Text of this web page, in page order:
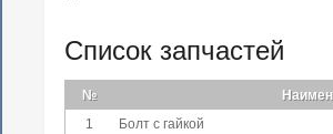
Список запчастей
№
1
Болт с гайкой